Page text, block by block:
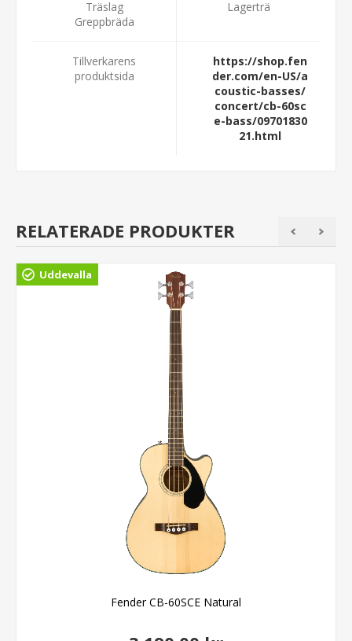
Träslag
Greppbräda
Lagerträ
Tillverkarens
produktsida
https://shop.fen
der.com/en-US/a
coustic-basses/
concert/cb-60sc
e-bass/09701830
21.html
RELATERADE PRODUKTER
Uddevalla
Fender CB-60SCE Natural